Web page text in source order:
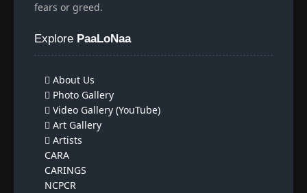
fears or greed.
Explore PaaLoNaa
About Us
Photo Gallery
Video Gallery (YouTube)
Art Gallery
Artists
CARA
CARINGS
NCPCR